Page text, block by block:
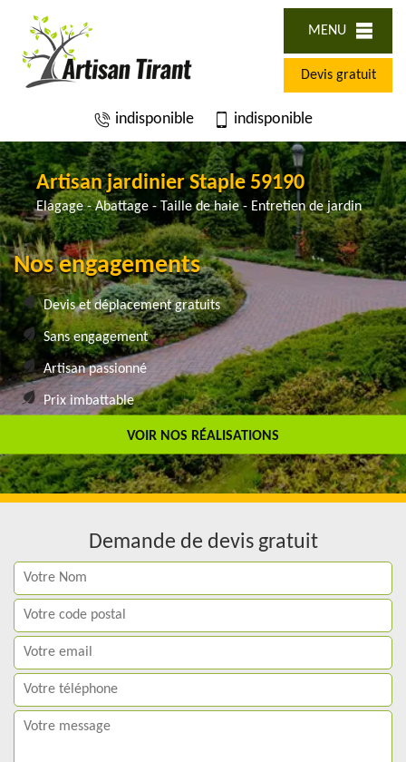
MENU
Devis gratuit
indisponible indisponible
Artisan jardinier Staple 59190
Elagage - Abattage - Taille de haie - Entretien de jardin
VOIR NOS RÉALISATIONS
Nos engagements
Devis et déplacement gratuits
Sans engagement
Artisan passionné
Prix imbattable
Travail de qualité
Demande de devis gratuit